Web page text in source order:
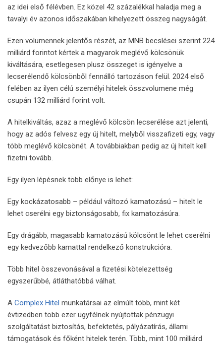
az idei első félévben. Ez közel 42 százalékkal haladja meg a
tavalyi év azonos időszakában kihelyezett összeg nagyságát.
Ezen volumennek jelentős részét, az MNB becslései szerint 224
milliárd forintot kértek a magyarok meglévő kölcsönük
kiváltására, esetlegesen plusz összeget is igényelve a
lecserélendő kölcsönből fennálló tartozáson felül. 2024 első
felében az ilyen célú személyi hitelek összvolumene még
csupán 132 milliárd forint volt.
A hitelkiváltás, azaz a meglévő kölcsön lecserélése azt jelenti,
hogy az adós felvesz egy új hitelt, melyből visszafizeti egy, vagy
több meglévő kölcsönét. A továbbiakban pedig az új hitelt kell
fizetni tovább.
Egy ilyen lépésnek több előnye is lehet:
Egy kockázatosabb – például változó kamatozású – hitelt le
lehet cserélni egy biztonságosabb, fix kamatozásúra.
Egy drágább, magasabb kamatozású kölcsönt le lehet cserélni
egy kedvezőbb kamattal rendelkező konstrukcióra.
Több hitel összevonásával a fizetési kötelezettség
egyszerűbbé, átláthatóbbá válhat.
A Complex Hitel munkatársai az elmúlt több, mint két
évtizedben több ezer ügyfélnek nyújtottak pénzügyi
szolgáltatást biztosítás, befektetés, pályázatírás, állami
támogatások és főként hitelek terén. Több, mint 100 milliárd